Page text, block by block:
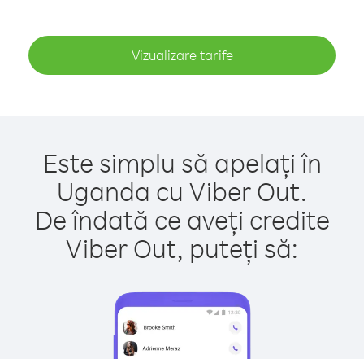
Vizualizare tarife
Este simplu să apelați în
Uganda cu Viber Out.
De îndată ce aveți credite
Viber Out, puteți să: